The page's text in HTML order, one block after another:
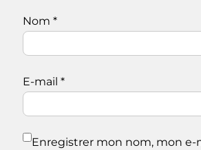
Nom *
E-mail *
Enregistrer mon nom, mon e-